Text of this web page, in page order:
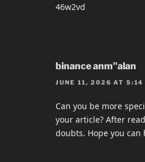
46w2vd
binance anm"alan
JUNE 11, 2026 AT 5:14
Can you be more
your article? After
doubts. Hope you can